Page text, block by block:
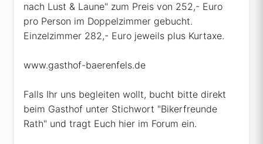
nach Lust & Laune" zum Preis von 252,- Euro
pro Person im Doppelzimmer gebucht.
Einzelzimmer 282,- Euro jeweils plus Kurtaxe.
www.gasthof-baerenfels.de
Falls Ihr uns begleiten wollt, bucht bitte direkt
beim Gasthof unter Stichwort "Bikerfreunde
Rath" und tragt Euch hier im Forum ein.